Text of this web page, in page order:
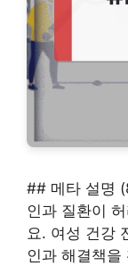
## 메타 설명
인과 질환이
요. 여성 건강
인과 해결책을